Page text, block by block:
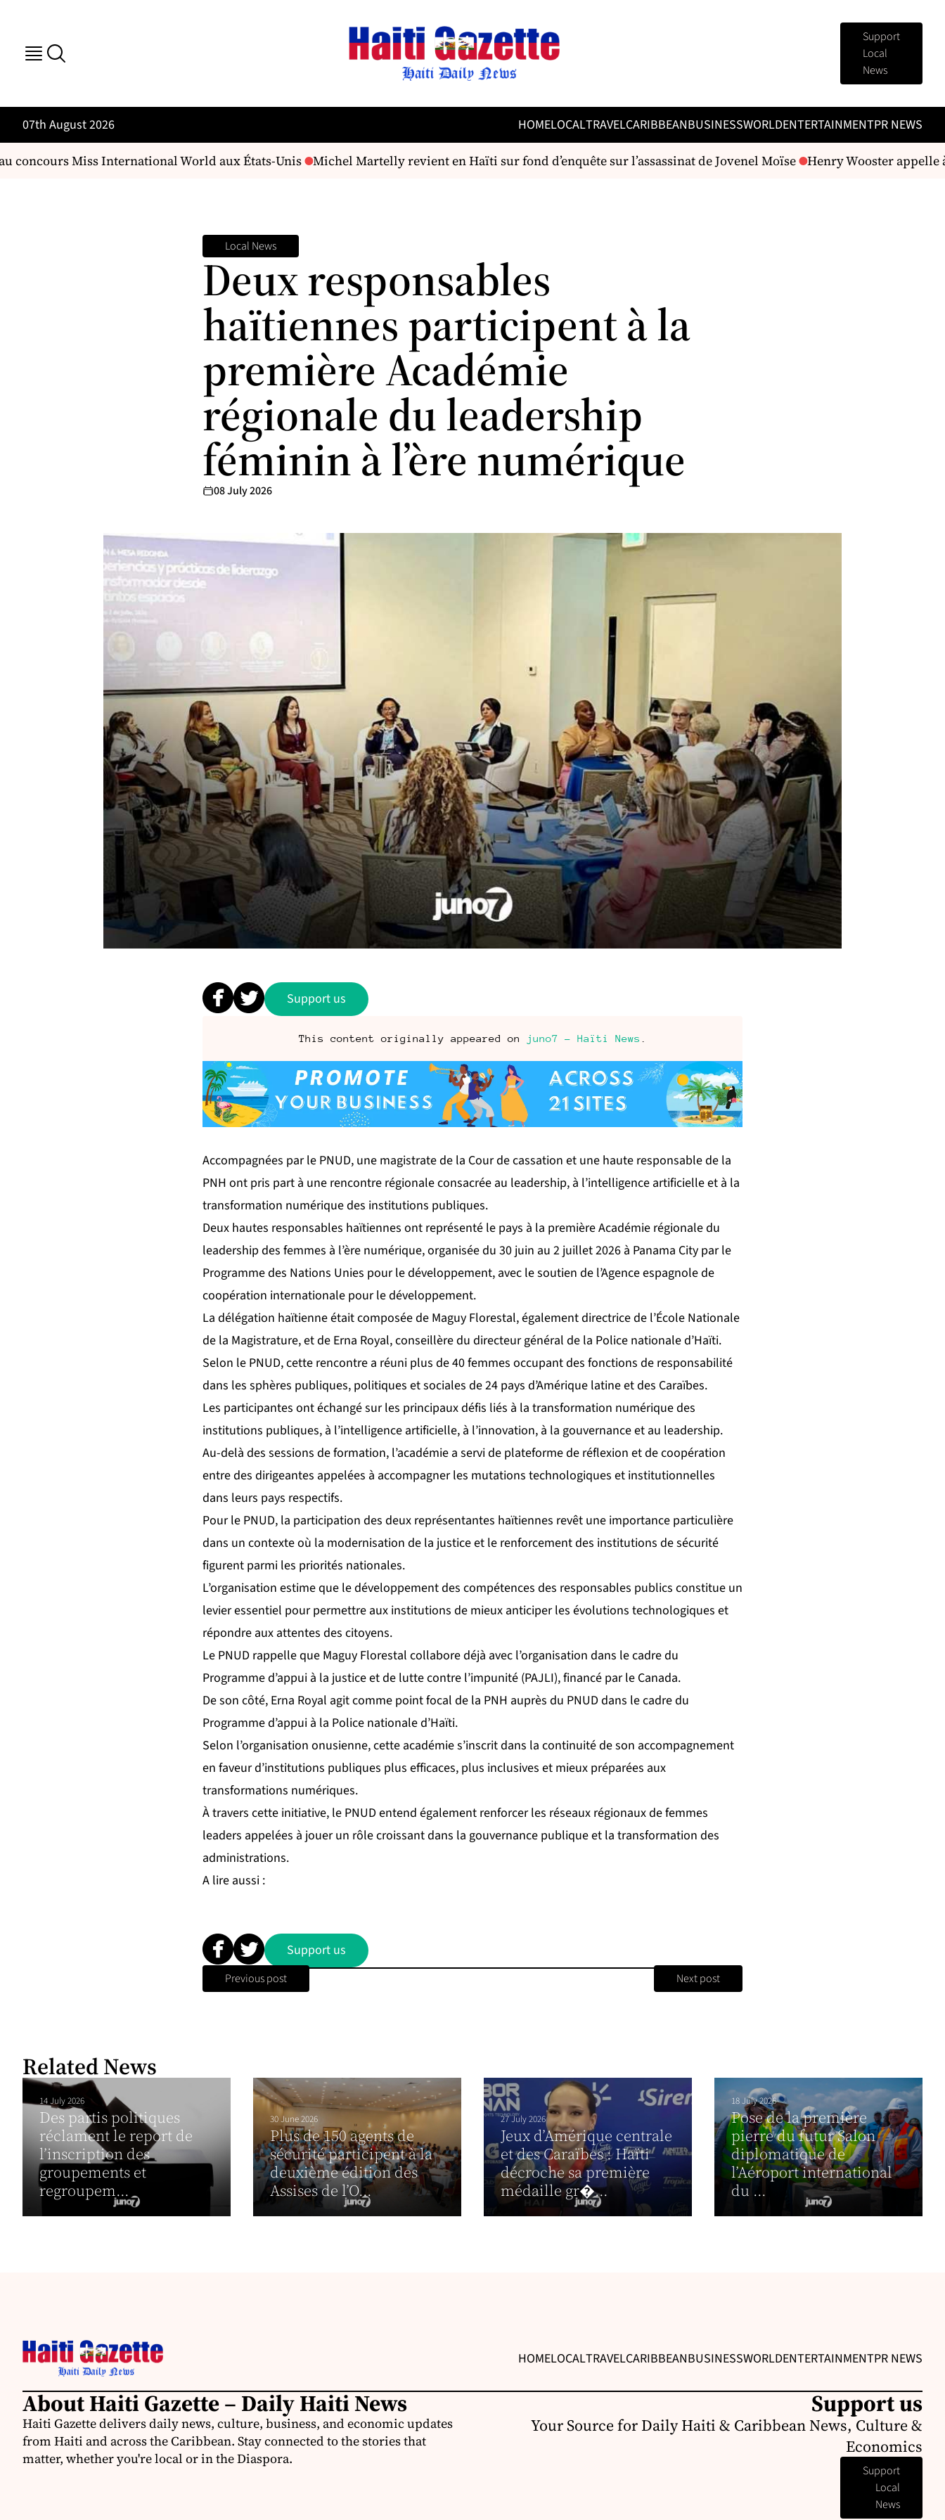
Support
Local
News
07th August 2026 HOMELOCALTRAVELCARIBBEANBUSINESSWORLDENTERTAINMENTPR NEWS
Miss International World aux États-Unis Michel Martelly revient en Haïti sur fond d’enquête sur l’assassinat de Jovenel Moïse Henry Wooster appelle à
Local News
Deux responsables
haïtiennes participent à la
première Académie
régionale du leadership
féminin à l’ère numérique
08 July 2026
Support us
This content originally appeared on juno7 - Haïti News
Accompagnées par le PNUD, une magistrate de la Cour de cassation et une haute responsable de la
PNH ont pris part à une rencontre régionale consacrée au leadership, à l’intelligence artificielle et à la
transformation numérique des institutions publiques.
Deux hautes responsables haïtiennes ont représenté le pays à la première Académie régionale du
leadership des femmes à l’ère numérique, organisée du 30 juin au 2 juillet 2026 à Panama City par le
Programme des Nations Unies pour le développement, avec le soutien de l’Agence espagnole de
coopération internationale pour le développement.
La délégation haïtienne était composée de Maguy Florestal, également directrice de l’École Nationale
de la Magistrature, et de Erna Royal, conseillère du directeur général de la Police nationale d’Haïti.
Selon le PNUD, cette rencontre a réuni plus de 40 femmes occupant des fonctions de responsabilité
dans les sphères publiques, politiques et sociales de 24 pays d’Amérique latine et des Caraïbes.
Les participantes ont échangé sur les principaux défis liés à la transformation numérique des
institutions publiques, à l’intelligence artificielle, à l’innovation, à la gouvernance et au leadership.
Au-delà des sessions de formation, l’académie a servi de plateforme de réflexion et de coopération
entre des dirigeantes appelées à accompagner les mutations technologiques et institutionnelles
dans leurs pays respectifs.
Pour le PNUD, la participation des deux représentantes haïtiennes revêt une importance particulière
dans un contexte où la modernisation de la justice et le renforcement des institutions de sécurité
figurent parmi les priorités nationales.
L’organisation estime que le développement des compétences des responsables publics constitue un
levier essentiel pour permettre aux institutions de mieux anticiper les évolutions technologiques et
répondre aux attentes des citoyens.
Le PNUD rappelle que Maguy Florestal collabore déjà avec l’organisation dans le cadre du
Programme d’appui à la justice et de lutte contre l’impunité (PAJLI), financé par le Canada.
De son côté, Erna Royal agit comme point focal de la PNH auprès du PNUD dans le cadre du
Programme d’appui à la Police nationale d’Haïti.
Selon l’organisation onusienne, cette académie s’inscrit dans la continuité de son accompagnement
en faveur d’institutions publiques plus efficaces, plus inclusives et mieux préparées aux
transformations numériques.
À travers cette initiative, le PNUD entend également renforcer les réseaux régionaux de femmes
leaders appelées à jouer un rôle croissant dans la gouvernance publique et la transformation des
administrations.
A lire aussi :
Support us
Previous post Next post
Related News
14 July 2026
Des partis politiques
réclament le report de
l’inscription des
groupements et
regroupem...
30 June 2026
Plus de 150 agents de
sécurité participent à la
deuxième édition des
Assises de l’O...
27 July 2026
Jeux d’Amérique centrale
et des Caraïbes : Haïti
décroche sa première
médaille gr�...
18 July 2026
Pose de la première
pierre du futur Salon
diplomatique de
l’Aéroport international
du ...
HOMELOCALTRAVELCARIBBEANBUSINESSWORLDENTERTAINMENTPR NEWS
About Haiti Gazette – Daily Haiti News
Haiti Gazette delivers daily news, culture, business, and economic updates
from Haiti and across the Caribbean. Stay connected to the stories that
matter, whether you're local or in the Diaspora.
Support us
Your Source for Daily Haiti & Caribbean News, Culture &
Economics
Support
Local
News